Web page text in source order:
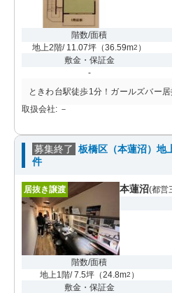
階数/面積
地上2階/ 11.07坪 （36.59m2 ）
敷金・保証金
-
ときわ台駅徒歩1分！ガールズバー居
取扱会社: －
募集終了 板橋区（本蓮沼）地
件
居抜き譲渡 本蓮沼(都営
階数/面積
地上1階/ 7.5坪（24.8m2 ）
敷金・保証金